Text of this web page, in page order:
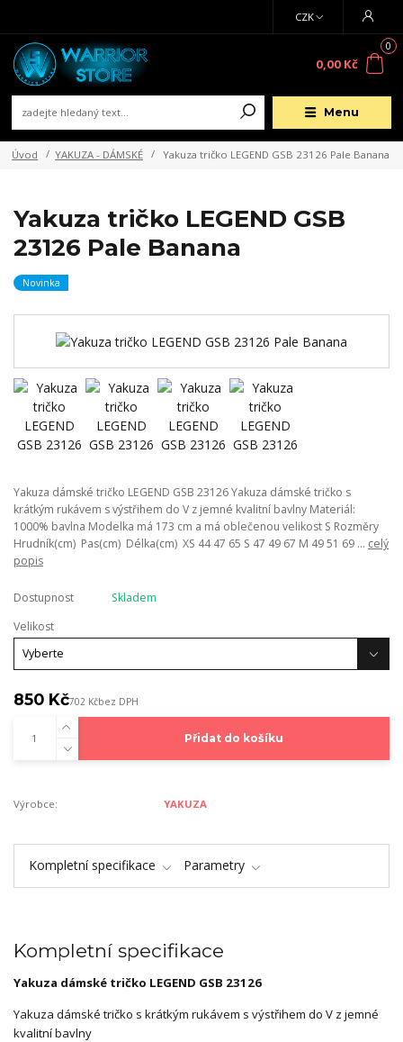
Menu
CZK
0
0,00 Kč
Úvod YAKUZA - DÁMSKÉ Yakuza tričko LEGEND GSB 23126 Pale Banana
Yakuza tričko LEGEND GSB
23126 Pale Banana
Novinka
Yakuza dámské tričko LEGEND GSB 23126 Yakuza dámské tričko s
krátkým rukávem s výstřihem do V z jemné kvalitní bavlny Materiál:
1000% bavlna Modelka má 173 cm a má oblečenou velikost S Rozměry
Hrudník(cm) Pas(cm) Délka(cm) XS 44 47 65 S 47 49 67 M 49 51 69 ... celý
popis
Dostupnost
Skladem
Velikost
850 Kč702 Kčbez DPH
Přidat do košíku
Výrobce: YAKUZA
Kompletní specifikace Parametry
Kompletní specifikace
Yakuza dámské tričko LEGEND GSB 23126
Yakuza dámské tričko s krátkým rukávem s výstřihem do V z jemné
kvalitní bavlny